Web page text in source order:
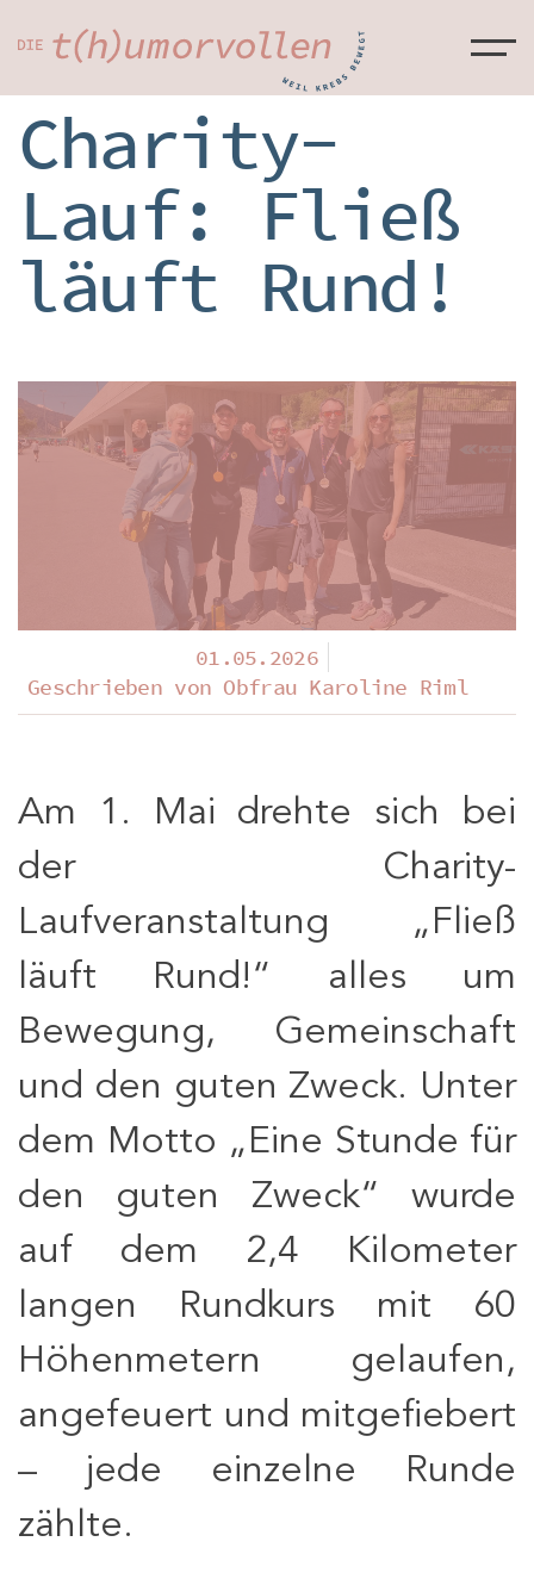
Charity-
Lauf: Fließ
läuft Rund!
01.05.2026
Geschrieben von Obfrau Karoline Riml
Am 1. Mai drehte sich bei
der Charity-
Laufveranstaltung „Fließ
läuft Rund!“ alles um
Bewegung, Gemeinschaft
und den guten Zweck. Unter
dem Motto „Eine Stunde für
den guten Zweck“ wurde
auf dem 2,4 Kilometer
langen Rundkurs mit 60
Höhenmetern gelaufen,
angefeuert und mitgefiebert
– jede einzelne Runde
zählte.